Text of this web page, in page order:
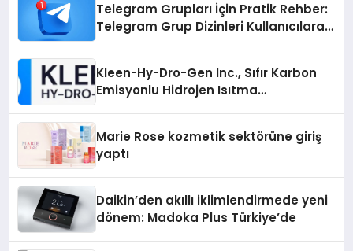
Telegram Grupları İçin Pratik Rehber:
Telegram Grup Dizinleri Kullanıcılara
Kleen-Hy-Dro-Gen Inc., Sıfır Karbon
Emisyonlu Hidrojen Isıtma
Marie Rose kozmetik sektörüne giriş
yaptı
Daikin’den akıllı iklimlendirmede yeni
dönem: Madoka Plus Türkiye’de